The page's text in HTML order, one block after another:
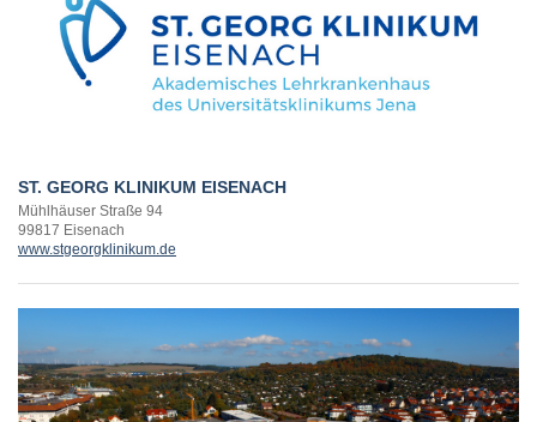
ST. GEORG KLINIKUM EISENACH
Mühlhäuser Straße 94
99817 Eisenach
www.stgeorgklinikum.de